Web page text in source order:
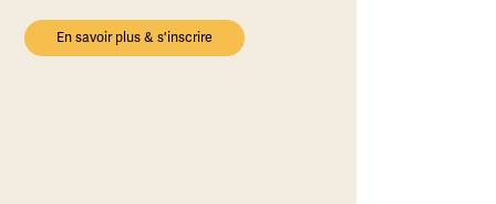
En savoir plus & s'inscrire